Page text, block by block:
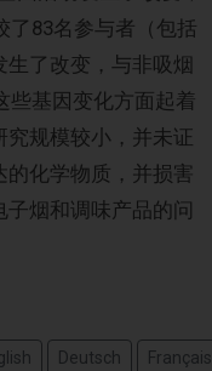
了83名参与者（包括
了改变，与非吸烟
些基因变化方面起着
规模较小，并未证
化学物质，并损害
烟和调味产品的问
Deutsch Français